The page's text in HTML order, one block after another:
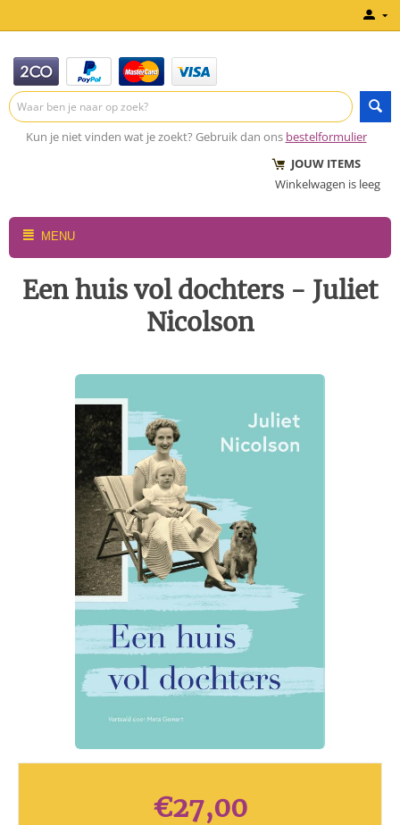
Kun je niet vinden wat je zoekt? Gebruik dan ons bestelformulier
JOUW ITEMS
Winkelwagen is leeg
MENU
Een huis vol dochters - Juliet
Nicolson
€27,00